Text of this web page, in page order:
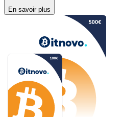
En savoir plus